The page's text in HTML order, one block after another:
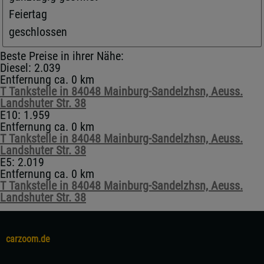
Feiertag
geschlossen
Beste Preise in ihrer Nähe:
Diesel: 2.039
Entfernung ca. 0 km
T Tankstelle in 84048 Mainburg-Sandelzhsn, Aeuss.
Landshuter Str. 38
E10: 1.959
Entfernung ca. 0 km
T Tankstelle in 84048 Mainburg-Sandelzhsn, Aeuss.
Landshuter Str. 38
E5: 2.019
Entfernung ca. 0 km
T Tankstelle in 84048 Mainburg-Sandelzhsn, Aeuss.
Landshuter Str. 38
carzoom.de